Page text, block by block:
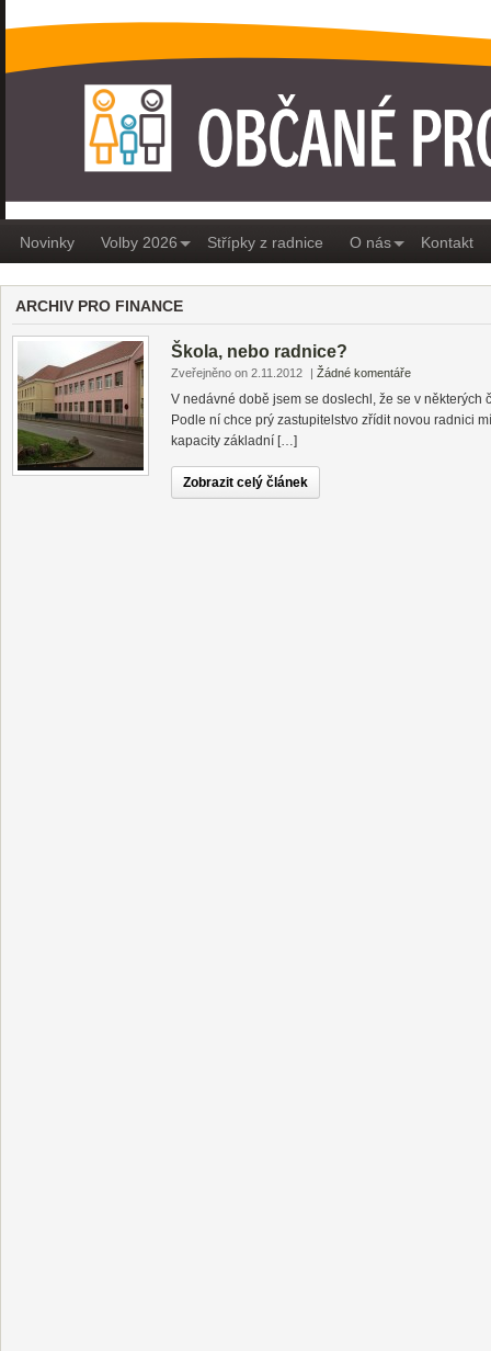
OBČANÉ PRO MEDLÁNKY
Novinky Volby 2026 Střípky z radnice O nás Kontakt
ARCHIV PRO FINANCE
Škola, nebo radnice?
Zveřejněno on 2.11.2012 | Žádné komentáře
V nedávné době jsem se doslechl, že se v některých
Podle ní chce prý zastupitelstvo zřídit novou radnici
kapacity základní […]
Zobrazit celý článek